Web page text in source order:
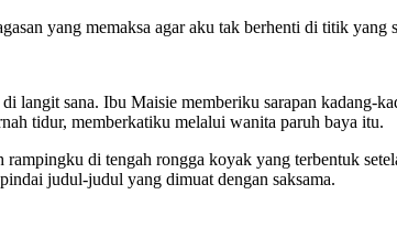
yang memaksa agar aku tak berhenti di titik yang
langit sana. Ibu Maisie memberiku sarapan kadang-
tidur, memberkatiku melalui wanita paruh baya itu.
di tengah rongga koyak yang terbentuk
judul-judul yang dimuat dengan saksama.